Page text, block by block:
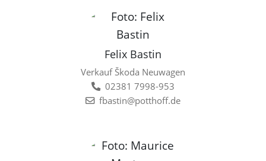
Felix Bastin
Verkauf Škoda Neuwagen
02381 7998-953
fbastin@potthoff.de